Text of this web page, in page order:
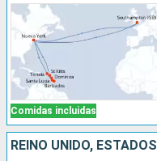
Comidas incluidas